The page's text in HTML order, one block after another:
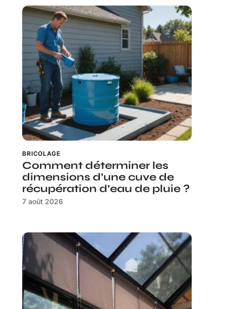
BRICOLAGE
Comment déterminer les
dimensions d’une cuve de
récupération d’eau de pluie ?
7 août 2026